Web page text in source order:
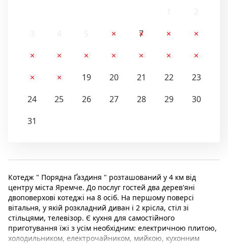
6 7 8
9
10
11 12 13 14 15
16
17
18 19 20 21 22
23
24
25 26 27 28 29
30
31
Котедж " Порядна Ґаздиня " розташований у 4 км від
центру міста Яремче. До послуг гостей два дерев'яні
двоповерхові котеджі на 8 осіб. На першому поверсі
вітальня, у якій розкладний диван і 2 крісла, стіл зі
стільцями, телевізор. Є кухня для самостійного
приготування їжі з усім необхідним: електричною плитою,
холодильником, електрочайником, мийкою, кухонним